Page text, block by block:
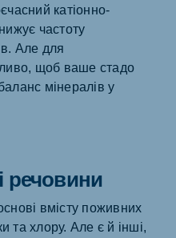
катіонно-
частоту
Але для
щоб ваше стадо
мінералів у
речовини
вмісту поживних
та хлору. Але є й інші,